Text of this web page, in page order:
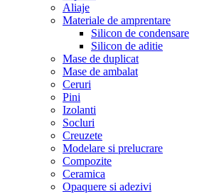
Aliaje
Materiale de amprentare
Silicon de condensare
Silicon de aditie
Mase de duplicat
Mase de ambalat
Ceruri
Pini
Izolanti
Socluri
Creuzete
Modelare si prelucrare
Compozite
Ceramica
Opaquere si adezivi